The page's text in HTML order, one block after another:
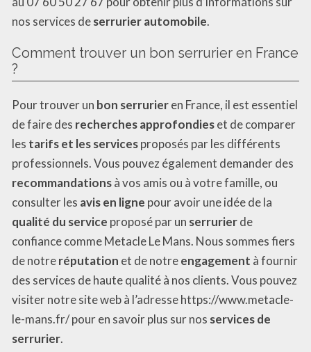
nos services deserrurier automobile.
Comment trouver un bon serrurier en France
?
Pour trouver un bon serrurieren France, il est essentiel
de faire des recherches approfondieset de comparer
les tarifs et les servicesproposés par les différents
professionnels. Vous pouvez également demander des
recommandationsà vos amis ou à votre famille, ou
consulter les avis en ligne pour avoir une idée de la
qualité du service proposé par un serrurierde
confiance comme Metacle Le Mans. Nous sommes fiers
de notreréputation et de notreengagement à fournir
des services de haute qualité à nos clients. Vous pouvez
visiter notre site web à l’adresse https://www.metacle-
le-mans.fr/ pour en savoir plus sur nos services de
serrurier.